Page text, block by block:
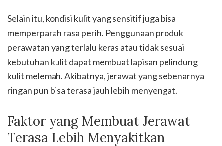
Selain itu, kondisi kulit yang sensitif juga bisa
memperparah rasa perih. Penggunaan produk
perawatan yang terlalu keras atau tidak sesuai
kebutuhan kulit dapat membuat lapisan pelindung
kulit melemah. Akibatnya, jerawat yang sebenarnya
ringan pun bisa terasa jauh lebih menyengat.
Faktor yang Membuat Jerawat
Terasa Lebih Menyakitkan